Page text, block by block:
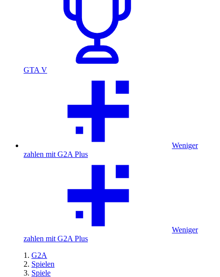
GTA V
Weniger
zahlen mit G2A Plus
Weniger
zahlen mit G2A Plus
G2A
Spielen
Spiele